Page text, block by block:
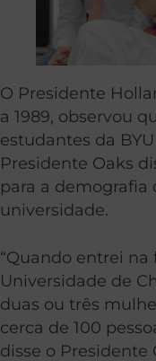
O Presidente
a 1989, observou
estudantes da
Presidente Oaks
para a demografia
universidade.
“Quando entrei
Universidade de
duas ou três
cerca de 100
disse o Presidente